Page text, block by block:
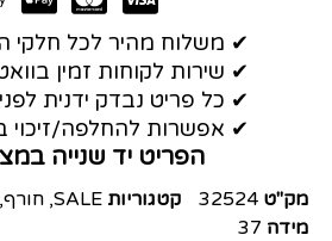
✔ משלוח מהיר לכל חלקי
✔ שירות לקוחות זמין
✔ כל פריט נבדק ידנית
✔ אפשרות להחלפה/זיכוי
הפריט יד שנייה
מק"ט 32524 קטגוריות SALE
, חורף,
מידה 37